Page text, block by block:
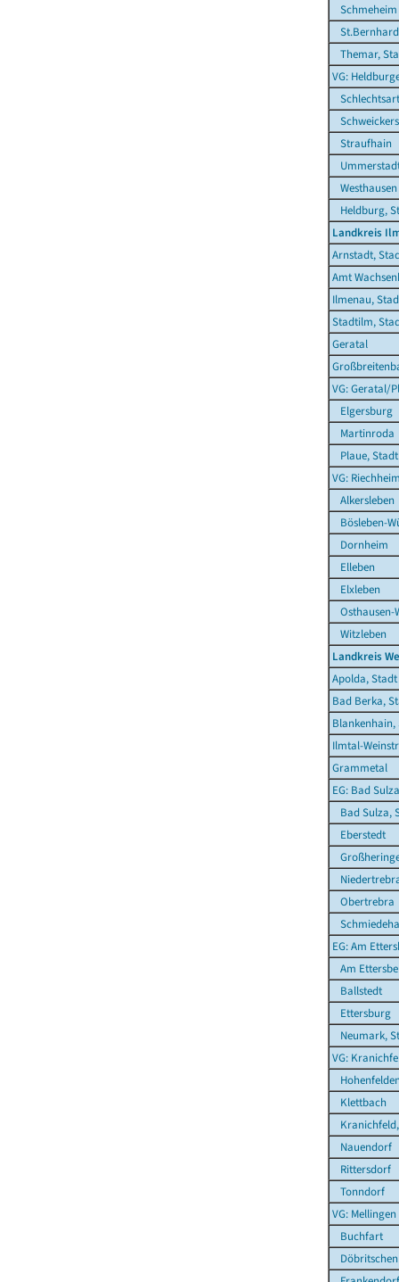
Schmeheim
St.Bernhard
Themar,
VG:
Schlechtsart
Straufhain
Westhausen
Heldburg,
Landkreis
Arnstadt,
Amt
Ilmenau,
Stadtilm,
Geratal
VG: Geratal/
Elgersburg
Martinroda
Plaue, Stadt
VG:
Alkersleben
Bösleben-
Dornheim
Elleben
Elxleben
Osthausen-
Witzleben
Landkreis
Apolda, Stadt
Bad Berka,
Blankenhain,
Ilmtal-
Grammetal
EG: Bad
Bad Sulza,
Eberstedt
Obertrebra
EG: Am
Am
Ballstedt
Ettersburg
Neumark,
VG:
Klettbach
Nauendorf
Rittersdorf
Tonndorf
VG: Mellingen
Buchfart
Döbritschen